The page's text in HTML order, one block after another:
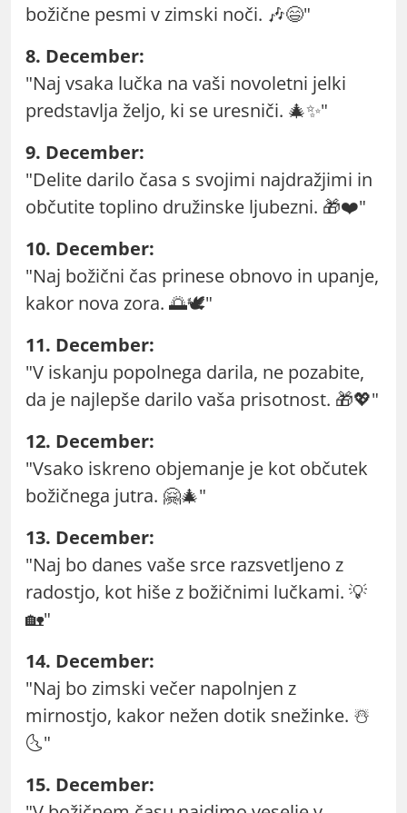
božične pesmi v zimski noči. 🎶😄"
8. December:
"Naj vsaka lučka na vaši novoletni jelki
predstavlja željo, ki se uresniči. 🎄✨"
9. December:
"Delite darilo časa s svojimi najdražjimi in
občutite toplino družinske ljubezni. 🎁❤️"
10. December:
"Naj božični čas prinese obnovo in upanje,
kakor nova zora. 🌅🕊️"
11. December:
"V iskanju popolnega darila, ne pozabite,
da je najlepše darilo vaša prisotnost. 🎁💖"
12. December:
"Vsako iskreno objemanje je kot občutek
božičnega jutra. 🤗🎄"
13. December:
"Naj bo danes vaše srce razsvetljeno z
radostjo, kot hiše z božičnimi lučkami. 💡
🏡"
14. December:
"Naj bo zimski večer napolnjen z
mirnostjo, kakor nežen dotik snežinke. ☃️
🌜"
15. December: